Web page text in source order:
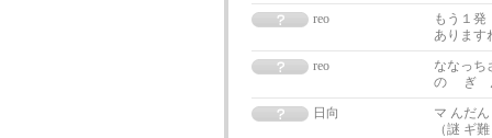
reo
もう１
あります
reo
ななっ
の ぎ
日向
マ んだ
（謎 ギ